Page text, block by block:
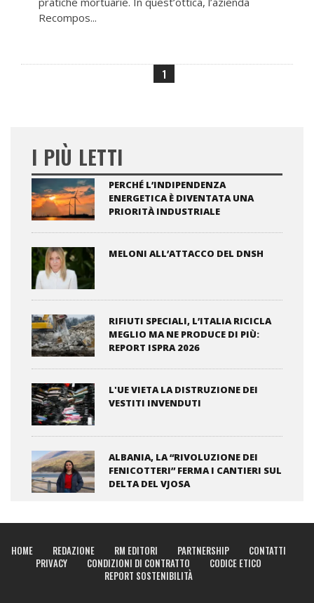
Recompos...
1
I PIÙ LETTI
PERCHÉ L’INDIPENDENZA
ENERGETICA È DIVENTATA UNA
PRIORITÀ INDUSTRIALE
MELONI ALL’ATTACCO DEL DNSH
RIFIUTI SPECIALI, L’ITALIA RICICLA
MEGLIO MA NE PRODUCE DI PIÙ:
REPORT ISPRA 2026
L'UE VIETA LA DISTRUZIONE DEI
VESTITI INVENDUTI
ALBANIA, LA “RIVOLUZIONE DEI
FENICOTTERI” FERMA I CANTIERI SUL
DELTA DEL VJOSA
HOME REDAZIONE RM EDITORI PARTNERSHIP
CONTATTI
PRIVACY
CONDIZIONI DI CONTRATTO
CODICE ETICO
REPORT SOSTENIBILITÀ